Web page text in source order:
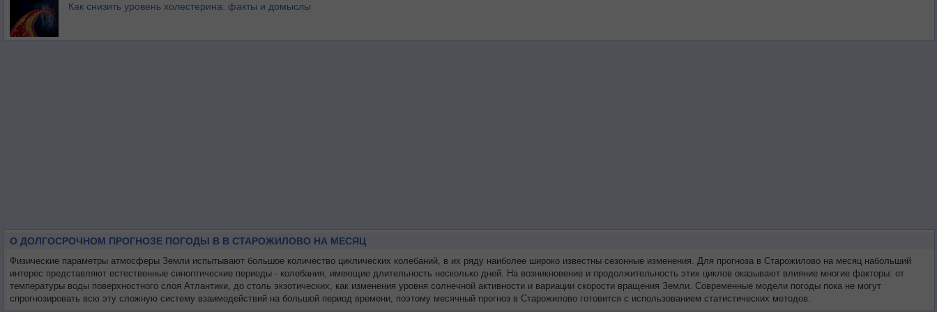
Как снизить уровень холестерина: факты и домыслы
О ДОЛГОСРОЧНОМ ПРОГНОЗЕ ПОГОДЫ В В СТАРОЖИЛОВО НА МЕСЯЦ
Физические параметры атмосферы Земли испытывают большое количество циклических колебаний, в их ряду наиболее широко известны сезонные изменения. Для прогноза в Старожилово на месяц набольший
интерес представляют естественные синоптические периоды - колебания, имеющие длительность несколько дней. На возникновение и продолжительность этих циклов оказывают влияние многие факторы: от
температуры воды поверхностного слоя Атлантики, до столь экзотических, как изменения уровня солнечной активности и вариации скорости вращения Земли. Современные модели погоды пока не могут
спрогнозировать всю эту сложную систему взаимодействий на большой период времени, поэтому месячный прогноз в Старожилово готовится с использованием статистических методов.